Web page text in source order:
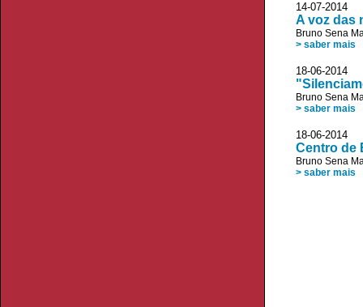
14-07-2014
A voz das
Bruno Sena
> saber mais
18-06-
Bruno Sena
> saber mais
18-06-2014
Centro de
Bruno Sena
> saber mais